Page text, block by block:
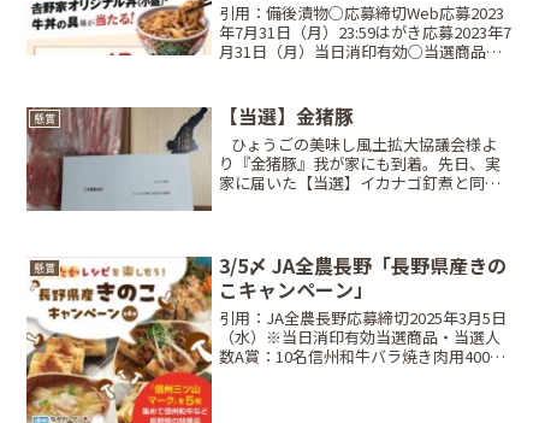
引用：備後漬物○応募締切Web応募2023
年7月31日（月）23:59はがき応募2023年7
月31日（月）当日消印有効○当選商品・
容：吉野家オリジナル丼（小盛）1個、...
懸賞 【当選】金猪豚
⠀ひょうごの美味し風土拡大協議会様よ
り『金猪豚』我が家にも到着。先日、実
家に届いた【当選】イカナゴ釘煮と同じ
だから食べるの楽しみ♪そも...
懸賞
3/5〆 JA全農長野「長野県産きの
こキャンペーン」
引用：JA全農長野応募締切2025年3月5日
（水）※当日消印有効当選商品・当選人
数A賞：10名信州和牛バラ焼き肉用400gB